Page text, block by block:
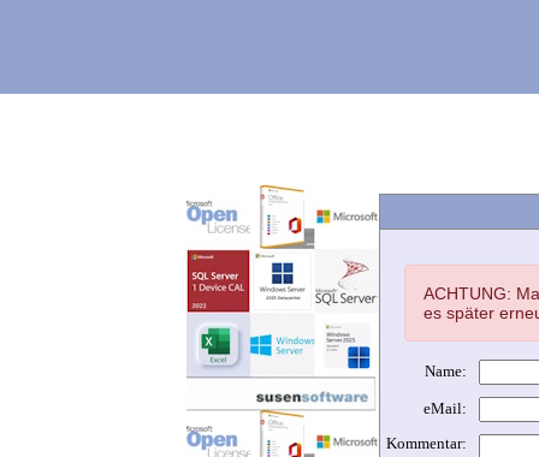
ACHTUNG:
es später
Name:
eMail:
Kommentar: